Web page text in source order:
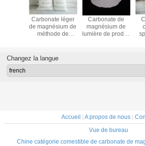
Carbonate léger
de magnésium de
méthode de
d'industries
Carbonate de
magnésium de
lumière de produit
colorants
Changez la langue
Accueil | A propos de nous |
Vue de bureau
Chine catégorie comestible de carbonate de